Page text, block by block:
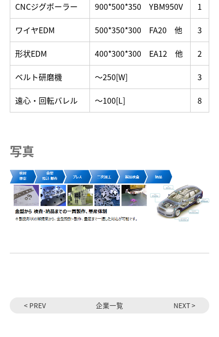
CNCジグボーラー
900*500*350 YBM950V
1
ワイヤEDM
500*350*300 FA20 他
3
形状EDM
400*300*300 EA12 他
2
ベルト研磨機
～250[W]
3
遠心・回転バレル
～100[L] 8
写真
< PREV 企業一覧 NEXT >